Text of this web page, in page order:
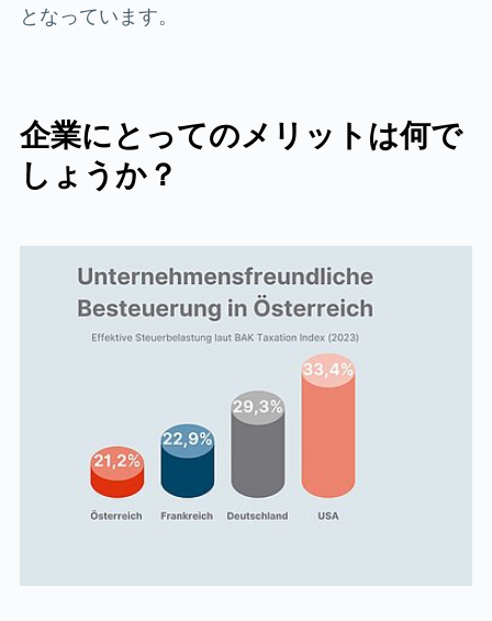
となっています。
企業にとってのメリットは何で
しょうか？